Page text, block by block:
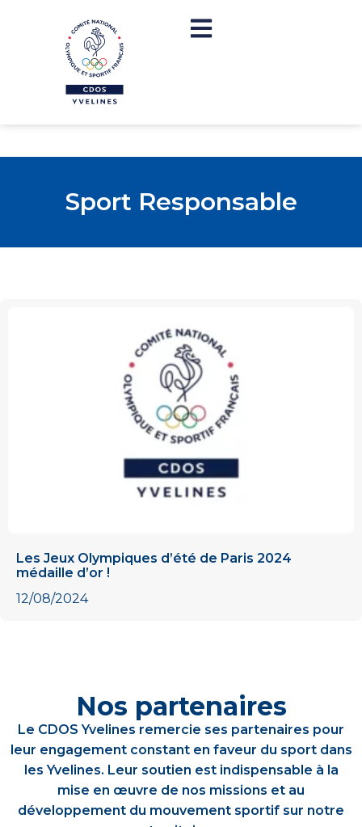
Sport Responsable
Les Jeux Olympiques d’été de Paris 2024
médaille d’or !
12/08/2024
Nos partenaires
Le CDOS Yvelines remercie ses partenaires pour
leur engagement constant en faveur du sport dans
les Yvelines. Leur soutien est indispensable à la
mise en œuvre de nos missions et au
développement du mouvement sportif sur notre